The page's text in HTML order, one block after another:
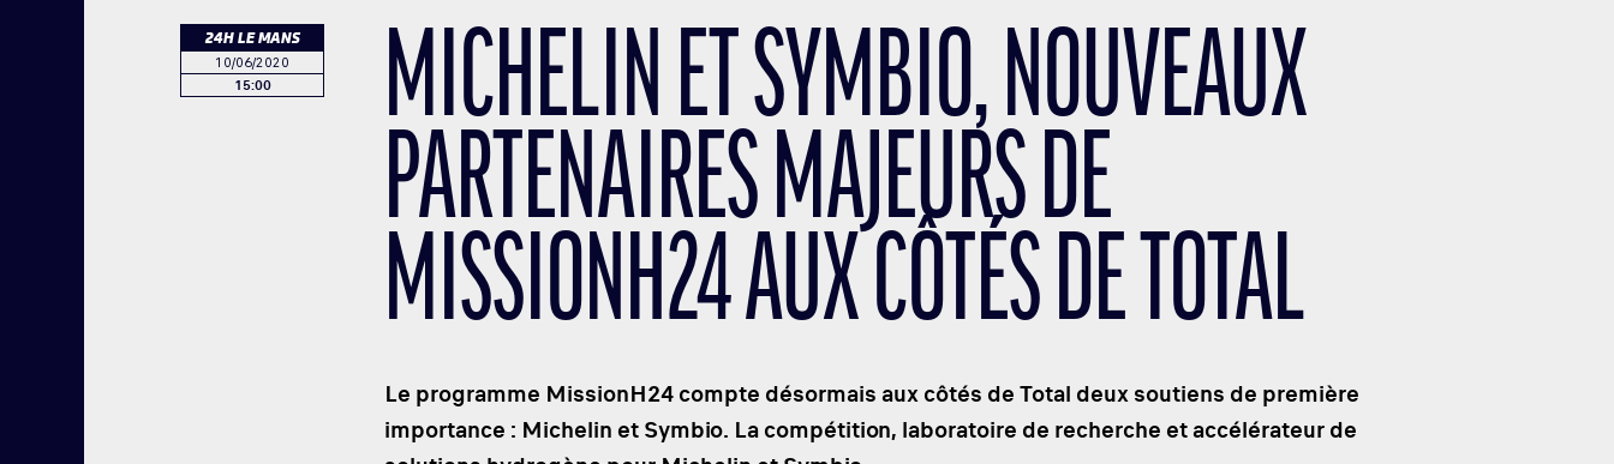
24H LE MANS
10/06/2020
15:00
MICHELIN ET SYMBIO, NOUVEAUX
PARTENAIRES MAJEURS DE
MISSIONH24 AUX CÔTÉS DE TOTAL
Le programme MissionH24 compte désormais aux côtés de Total deux soutiens de première
importance : Michelin et Symbio. La compétition, laboratoire de recherche et accélérateur de